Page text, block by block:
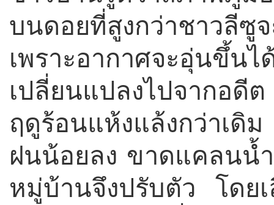
บนดอยที่สูงกว่าชาวลีซูจ
เพราะอากาศจะอุ่นขึ้
เปลี่ยนแปลงไปจากอ
ฤดูร้อนแห้งแล้งกว่าเ
ฝนน้อยลง ขาดแคลนน้
หมู่บ้านจึงปรับตัว โดยเ